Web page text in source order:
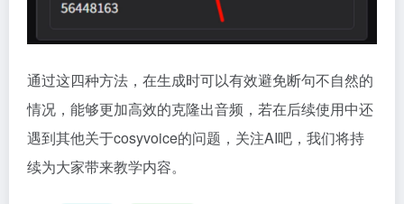
通过这四种方法，在生成时可以有效避免断句不自然的
情况，能够更加高效的克隆出音频，若在后续使用中还
遇到其他关于cosyvoice的问题，关注AI吧，我们将持
续为大家带来教学内容。